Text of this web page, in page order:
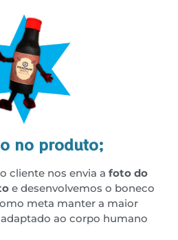
no produto;
cliente nos envia a foto do
e desenvolvemos o boneco
meta manter a maior
ao corpo humano